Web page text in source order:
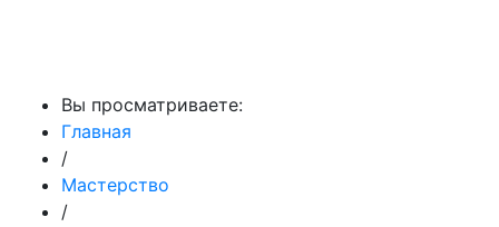
Вы просматриваете:
Главная
/
Мастерство
/